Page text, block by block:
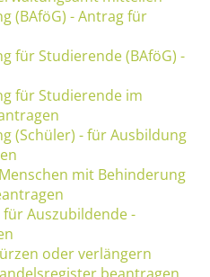
(BAföG) - Antrag für
für Studierende (BAföG) -
für Studierende im
(Schüler) - für Ausbildung
mit Behinderung
Auszubildende -
oder verlängern
beantragen